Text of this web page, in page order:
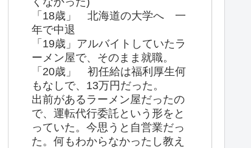
「18歳」 北海道の大学へ 一
年で中退
「19歳」アルバイトしていたラ
ーメン屋で、そのまま就職。
「20歳」 初任給は福利厚生何
もなしで、13万円だった。
出前があるラーメン屋だったの
で、運転代行委託という形をと
っていた。今思うと自営業だっ
た。何もわからなかったし教え